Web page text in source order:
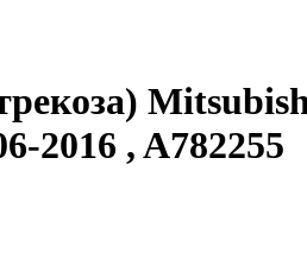
2016 , A782255